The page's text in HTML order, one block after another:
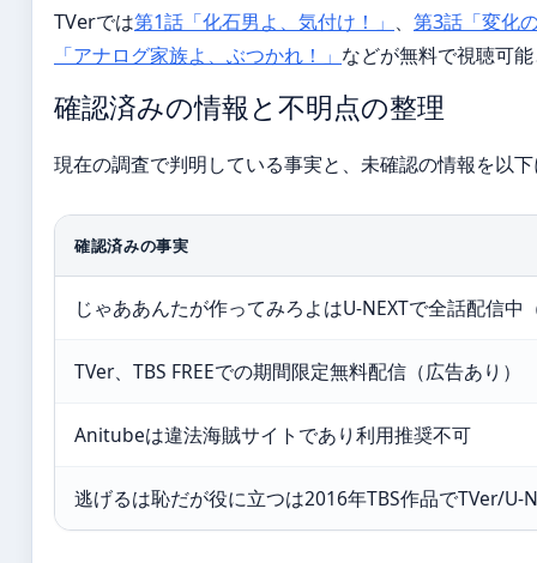
TVerでは第1話「化石男よ、気付け！」 、 第3話「変化
「アナログ家族よ、ぶつかれ！」 などが無料で視聴可
確認済みの情報と不明点の整理
現在の調査で判明している事実と、未確認の情報を以
確認済みの事実
じゃああんたが作ってみろよはU-NEXTで全話配信
TVer、TBS FREEでの期間限定無料配信（広告あり）
Anitubeは違法海賊サイトであり利用推奨不可
逃げるは恥だが役に立つは2016年TBS作品でTVer/U-